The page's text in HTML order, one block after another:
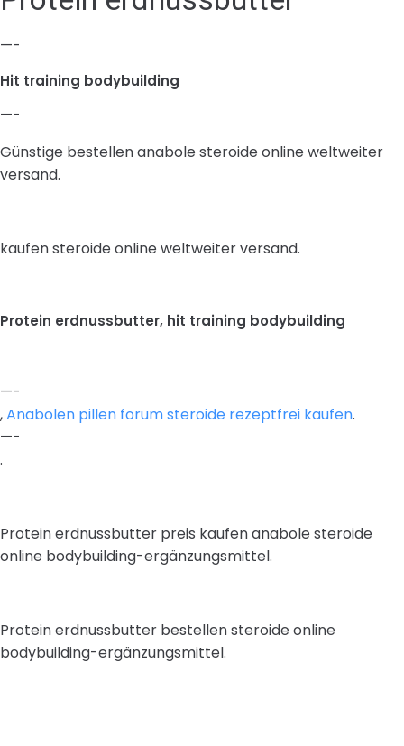
—-
Hit training bodybuilding
—-
Günstige bestellen anabole steroide online weltweiter
versand.
kaufen steroide online weltweiter versand.
Protein erdnussbutter, hit training bodybuilding
—-
,Anabolen pillen forum steroide rezeptfrei kaufen.
—-
.
Protein erdnussbutter preis kaufen anabole steroide
online bodybuilding-ergänzungsmittel.
Protein erdnussbutter bestellen steroide online
bodybuilding-ergänzungsmittel.